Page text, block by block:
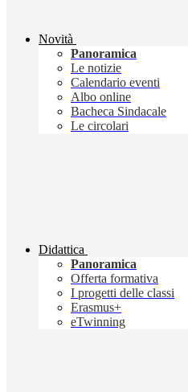
Novità
Panoramica
Le notizie
Calendario eventi
Albo online
Bacheca Sindacale
Le circolari
Didattica
Panoramica
Offerta formativa
I progetti delle classi
Erasmus+
eTwinning